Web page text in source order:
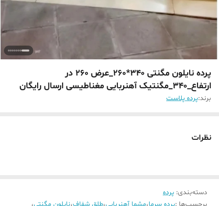
پرده نایلون مگنتی 340*260_عرض 260 در
ارتفاع_340_مگنتیک آهنربایی مغناطیسی ارسال رایگان
برند:پرده پلاست
نظرات
دسته‌بندی: پرده